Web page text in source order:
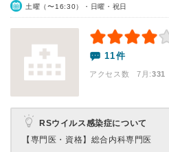
土曜（〜16:30）・日曜・祝日
11件
アクセス数 7月:331
RSウイルス感染症について
【専門医・資格】 総合内科専門医